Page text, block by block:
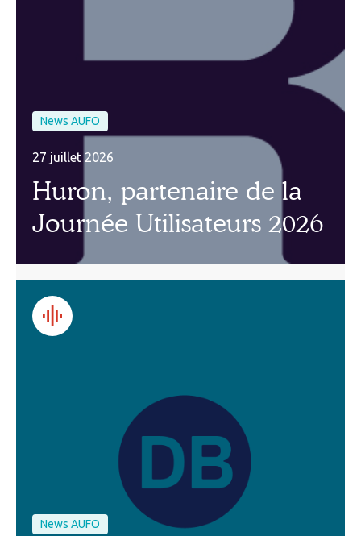
News AUFO
27 juillet 2026
Huron, partenaire de la
Journée Utilisateurs 2026
News AUFO